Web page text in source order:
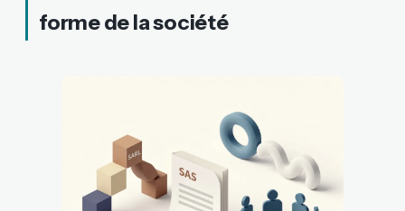
forme de la société